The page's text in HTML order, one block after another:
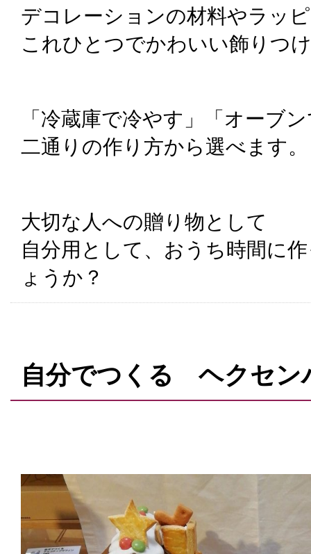
デコレーションの材料やラッ
これひとつでかわいい飾りつ
「冷蔵庫で冷やす」「オーブ
二通りの作り方から選べます。
大切な人への贈り物として
自分用として、おうち時間に
ょうか？
自分でつくる ヘクセン